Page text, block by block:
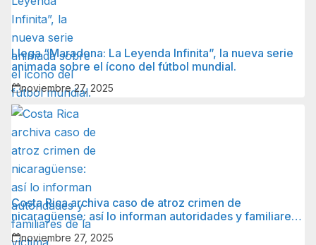
Llega “Maradona: La Leyenda Infinita”, la nueva serie
animada sobre el ícono del fútbol mundial.
noviembre 27, 2025
Costa Rica archiva caso de atroz crimen de
nicaragüense: así lo informan autoridades y familiares
de la víctima.
noviembre 27, 2025